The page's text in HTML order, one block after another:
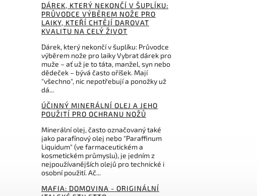
DÁREK, KTERÝ NEKONČÍ V ŠUPLÍKU:
PRŮVODCE VÝBĚREM NOŽE PRO
LAIKY, KTEŘÍ CHTĚJÍ DAROVAT
KVALITU NA CELÝ ŽIVOT
Dárek, který nekončí v šuplíku: Průvodce
výběrem nože pro laiky Vybrat dárek pro
muže – ať už je to táta, manžel, syn nebo
dědeček – bývá často oříšek. Mají
"všechno", nic nepotřebují a ponožky už
dá...
ÚČINNÝ MINERÁLNÍ OLEJ A JEHO
POUŽITÍ PRO OCHRANU NOŽŮ
Minerální olej, často označovaný také
jako parafínový olej nebo "Paraffinum
Liquidum" (ve farmaceutickém a
kosmetickém průmyslu), je jedním z
nejpoužívanějších olejů pro technické i
osobní použití. Ač...
MAFIA: DOMOVINA - ORIGINÁLNÍ